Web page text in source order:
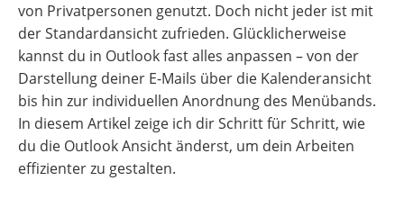
von Privatpersonen genutzt. Doch nicht jeder ist mit
der Standardansicht zufrieden. Glücklicherweise
kannst du in Outlook fast alles anpassen – von der
Darstellung deiner E-Mails über die Kalenderansicht
bis hin zur individuellen Anordnung des Menübands.
In diesem Artikel zeige ich dir Schritt für Schritt, wie
du die Outlook Ansicht änderst, um dein Arbeiten
effizienter zu gestalten.